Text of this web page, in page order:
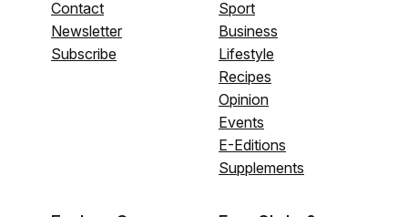
Contact
Newsletter
Subscribe
Sport
Business
Lifestyle
Recipes
Opinion
Events
E-Editions
Supplements